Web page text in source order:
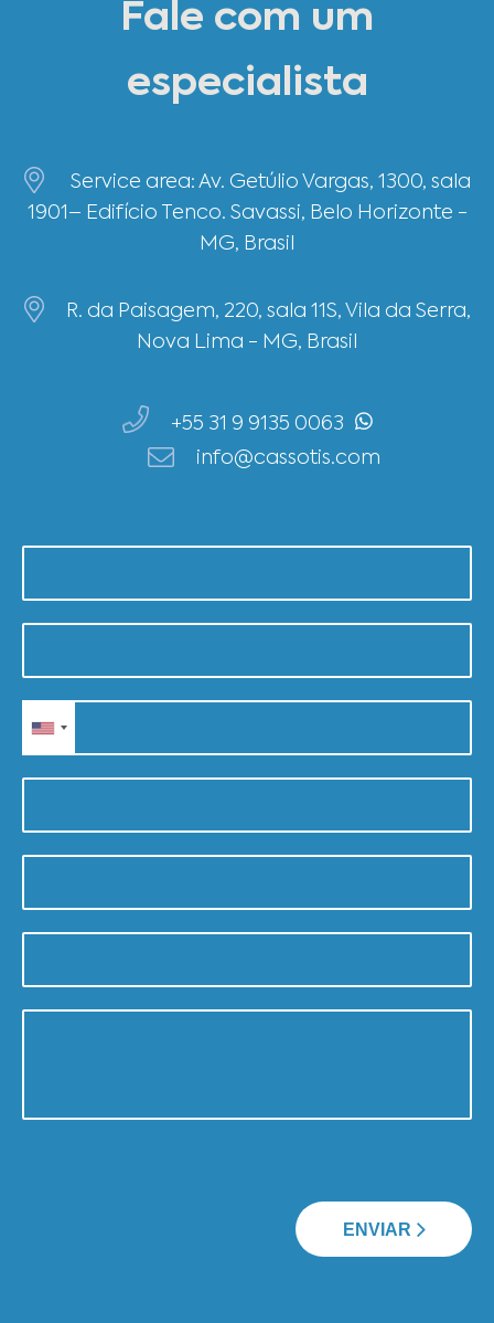
Fale com um
especialista
Service area: Av. Getúlio Vargas, 1300, sala
1901– Edifício Tenco. Savassi, Belo Horizonte -
MG, Brasil
R. da Paisagem, 220, sala 11S, Vila da Serra,
Nova Lima - MG, Brasil
+55 31 9 9135 0063
info@cassotis.com
ENVIAR